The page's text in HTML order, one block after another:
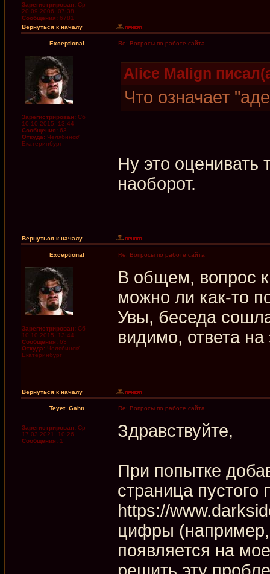
Зарегистрирован: Ср
20.09.2006, 07:38
Сообщения: 6781
Вернуться к началу
Exceptional Re: Вопросы по работе сайта
Зарегистрирован: Сб
10.10.2015, 13:44
Сообщения: 63
Откуда: Челябинск/
Екатеринбург
Alice Malign
Что означает
Ну это оценивать
наоборот.
Вернуться к началу
Exceptional Re: Вопросы по работе сайта
Зарегистрирован: Сб
10.10.2015, 13:44
Сообщения: 63
Откуда: Челябинск/
Екатеринбург
В общем, вопрос
можно ли как-то
Увы, беседа
видимо, ответа
Вернуться к началу
Teyet_Gahn Re: Вопросы по работе сайта
Зарегистрирован: Ср
17.03.2021, 10:26
Сообщения: 1
Здравствуйте,
При попытке
страница
https://
цифры (например,
появляется на